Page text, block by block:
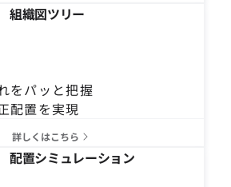
組織図ツリー
をパッと把握
配置を実現
詳しくはこちら
配置シミュレーション